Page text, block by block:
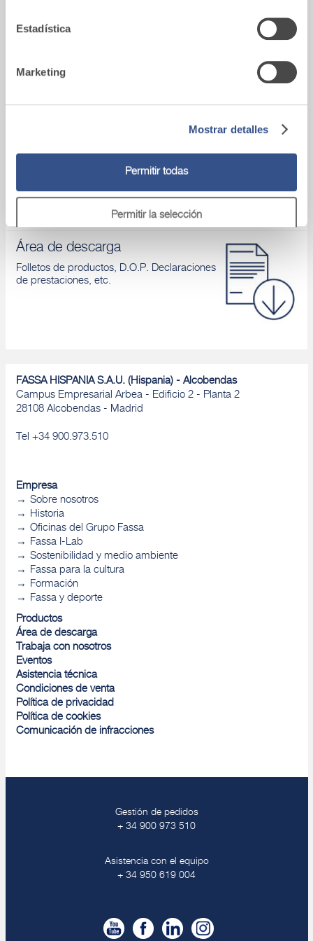
Estadística
Marketing
Mostrar detalles
Permitir todas
Permitir la selección
Conoces nuestros productos y aprendes
Área de descarga
Folletos de productos, D.O.P. Declaraciones
de prestaciones, etc.
FASSA HISPANIA S.A.U. (Hispania) - Alcobendas
Campus Empresarial Arbea - Edificio 2 - Planta 2
28108 Alcobendas - Madrid
Tel +34 900.973.510
Empresa
Sobre nosotros
Historia
Oficinas del Grupo Fassa
Fassa I-Lab
Sostenibilidad y medio ambiente
Fassa para la cultura
Formación
Fassa y deporte
Productos
Área de descarga
Trabaja con nosotros
Eventos
Asistencia técnica
Condiciones de venta
Política de privacidad
Política de cookies
Comunicación de infracciones
Gestión de pedidos
+ 34 900 973 510
Asistencia con el equipo
+ 34 950 619 004